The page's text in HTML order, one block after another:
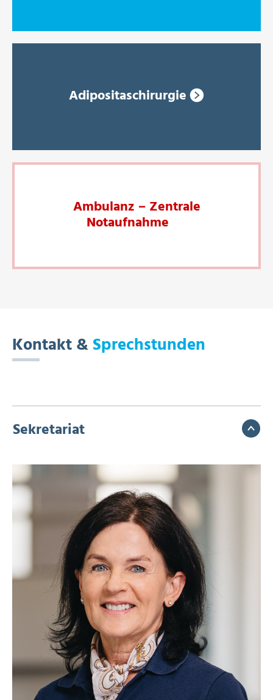
Adipositaschirurgie
Ambulanz – Zentrale
Notaufnahme
Kontakt &Sprechstunden
Sekretariat